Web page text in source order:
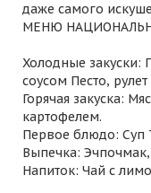
даже самого
МЕНЮ
Холодные
соусом Песто,
Горячая закуска:
картофелем.
Первое блюдо: Суп
Выпечка: Эчпочмак,
Напиток: Чай с